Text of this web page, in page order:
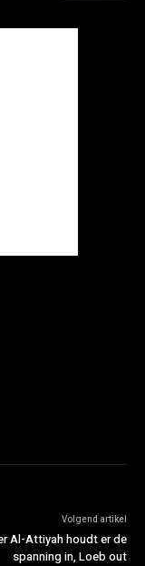
Volgend artikel
Al-Attiyah houdt er de
spanning in, Loeb out